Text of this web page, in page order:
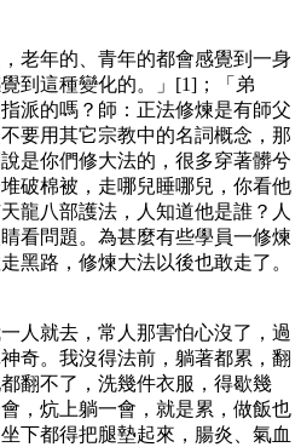
老年的、青年的都會感覺到一身
到這種變化的。」[1]；「弟
派的嗎？師：正法修煉是有師父
要用其它宗教中的名詞概念，那
是你們修大法的，很多穿著髒兮
破棉被，走哪兒睡哪兒，你看他
龍八部護法，人知道他是誰？人
看問題。為甚麼有些學員一修煉
黑路，修煉大法以後也敢走了。
人就去，常人那害怕心沒了，過
奇。我沒得法前，躺著都累，翻
翻不了，洗幾件衣服，得歇幾
，炕上躺一會，就是累，做飯也
下都得把腿墊起來，腸炎、氣血